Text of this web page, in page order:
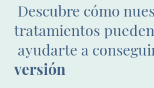
Descubre cómo
tratamientos pueden
ayudarte a
versión